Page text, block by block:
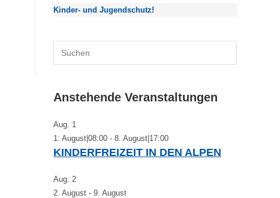
Kinder- und Jugendschutz!
Escape
Anstehende Veranstaltungen
Aug. 1
1. August|08:00 - 8. August|17:00
KINDERFREIZEIT IN DEN ALPEN
Aug. 2
2. August - 9. August